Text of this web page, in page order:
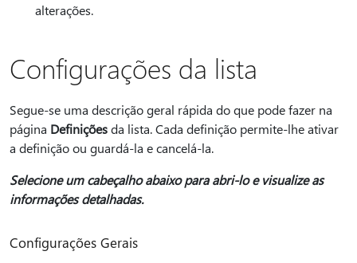
alterações.
Configurações da lista
Segue-se uma descrição geral rápida do que pode fazer na
página Definiçõesda lista. Cada definição permite-lhe ativar
a definição ou guardá-la e cancelá-la.
Selecione um cabeçalho abaixo para abri-lo e visualize as
informações detalhadas.
Configurações Gerais